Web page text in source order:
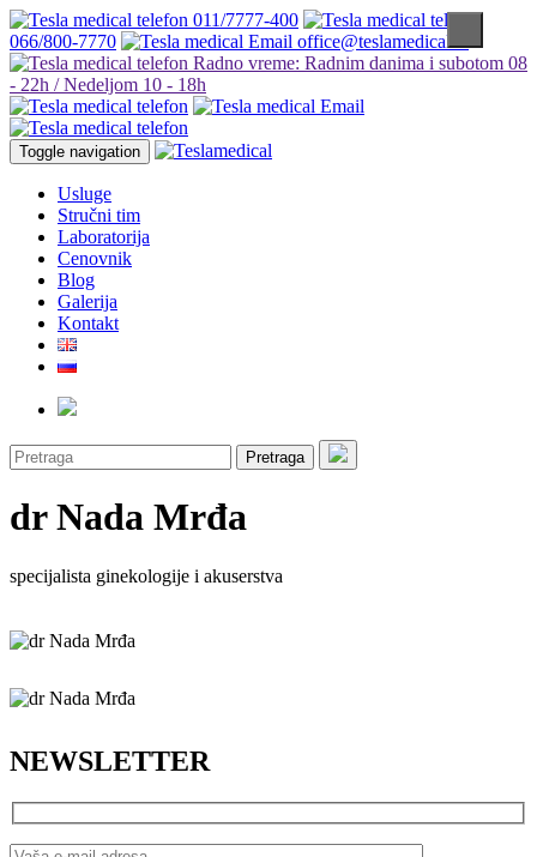
011/7777-400
066/800-7770
office@teslamedical.rs
Radno vreme: Radnim danima i subotom 08
- 22h / Nedeljom 10 - 18h
Toggle navigation
Usluge
Stručni tim
Laboratorija
Cenovnik
Blog
Galerija
Kontakt
Pretraga
dr Nada Mrđa
specijalista ginekologije i akuserstva
NEWSLETTER